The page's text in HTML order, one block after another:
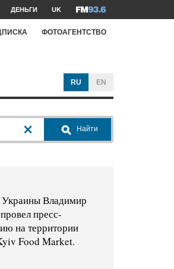
ДЕНЬГИ UK
ФОТОАГЕНТСТВО
RU EN
Найти
Украины Владимир
пресс-
на территории
Food Market.